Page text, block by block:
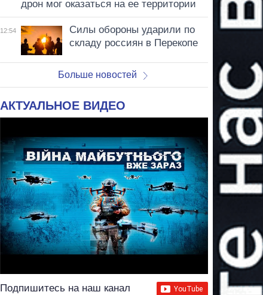
дрон мог оказаться на ее территории
12:54
Силы обороны ударили по
складу россиян в Перекопе
Больше новостей
АКТУАЛЬНОЕ ВИДЕО
Подпишитесь на наш канал